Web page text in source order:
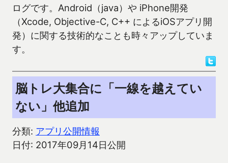
ログです。Android（java）や iPhone開発
（Xcode, Objective-C, C++ によるiOSアプリ開
発）に関する技術的なことも時々アップしていま
す。
脳トレ大集合に「一線を越えてい
ない」他追加
分類: アプリ公開情報
日付: 2017年09月14日公開